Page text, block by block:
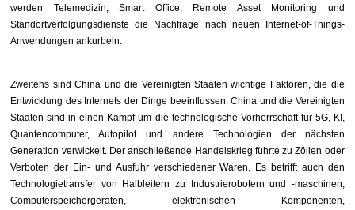
werden Telemedizin, Smart Office, Remote Asset Monitoring und
Standortverfolgungsdienste die Nachfrage nach neuen Internet-of-Things-
Anwendungen ankurbeln.
Zweitens sind China und die Vereinigten Staaten wichtige Faktoren, die die
Entwicklung des Internets der Dinge beeinflussen. China und die Vereinigten
Staaten sind in einen Kampf um die technologische Vorherrschaft für 5G, KI,
Quantencomputer, Autopilot und andere Technologien der nächsten
Generation verwickelt. Der anschließende Handelskrieg führte zu Zöllen oder
Verboten der Ein- und Ausfuhr verschiedener Waren. Es betrifft auch den
Technologietransfer von Halbleitern zu Industrierobotern und -maschinen,
Computerspeichergeräten, elektronischen Komponenten,